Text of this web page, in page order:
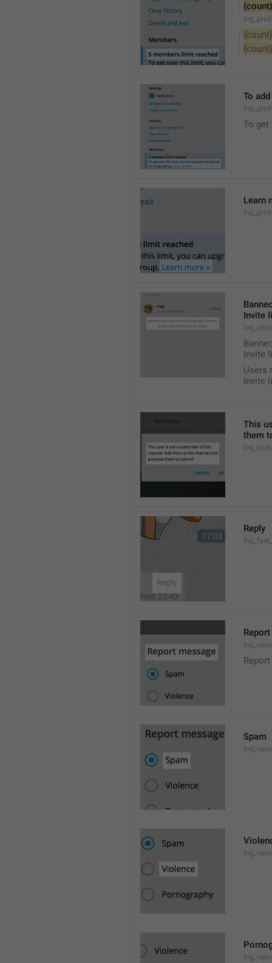
{count}
{count}
{count}
To
To get
Learn
Invite
Invite
Users
Invite
This
them
Reply
Spam